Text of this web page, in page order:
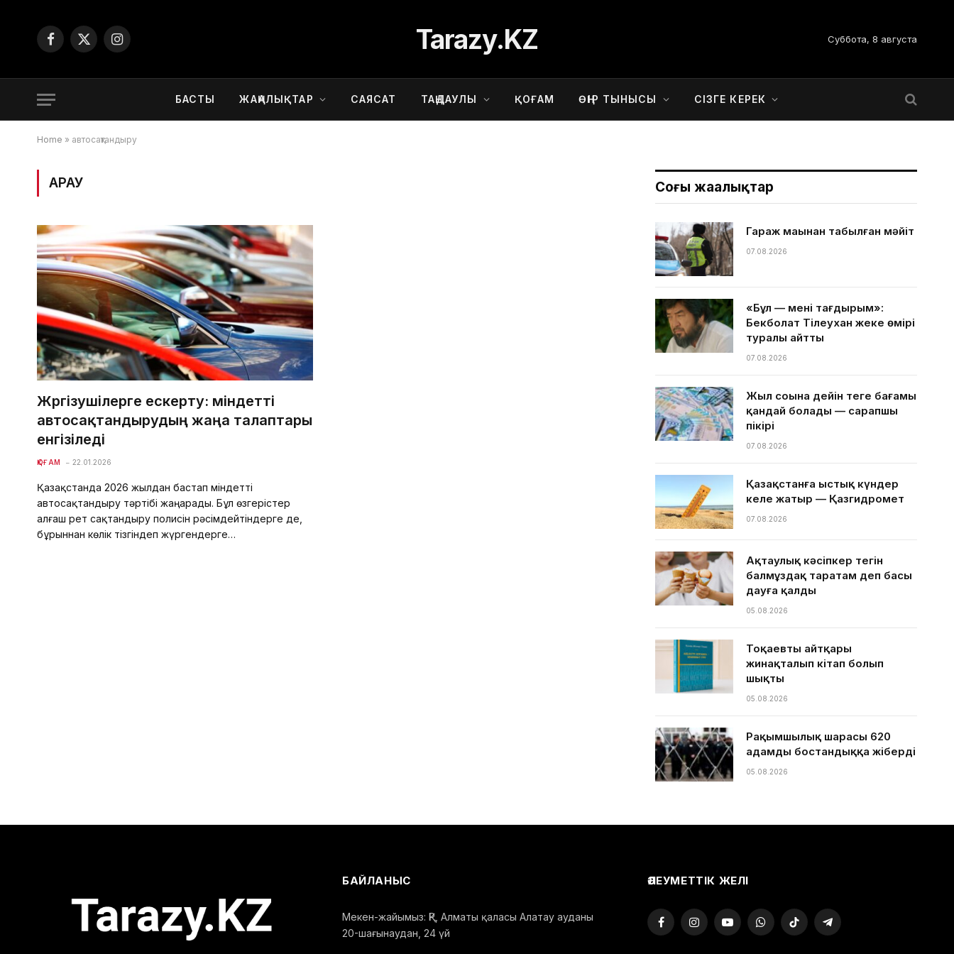
Facebook
X
Instagram Tarazy.KZ Суббота, 8 августа
БАСТЫ ЖАҢАЛЫҚТАР САЯСАТ ТАҢДАУЛЫ ҚОҒАМ ӨҢІР ТЫНЫСЫ СІЗГЕ КЕРЕК
Home » автосақтандыру
ҚАРАУ
Жүргізушілерге ескерту: міндетті
автосақтандырудың жаңа талаптары
енгізіледі
ҚОҒАМ 22.01.2026
Қазақстанда 2026 жылдан бастап міндетті
автосақтандыру тәртібі жаңарады. Бұл өзгерістер
алғаш рет сақтандыру полисін рәсімдейтіндерге де,
бұрыннан көлік тізгіндеп жүргендерге…
Соңғы жаңалықтар
Гараж маңынан табылған мәйіт
07.08.2026
«Бұл — менің тағдырым»:
Бекболат Тілеухан жеке өмірі
туралы айтты
07.08.2026
Жыл соңына дейін теңге бағамы
қандай болады — сарапшы
пікірі
07.08.2026
Қазақстанға ыстық күндер
келе жатыр — Қазгидромет
07.08.2026
Ақтаулық кәсіпкер тегін
балмұздақ таратам деп басы
дауға қалды
05.08.2026
Тоқаевтың айтқары
жинақталып кітап болып
шықты
05.08.2026
Рақымшылық шарасы 620
адамды бостандыққа жіберді
05.08.2026
БАЙЛАНЫС
Мекен-жайымыз: ҚР, Алматы қаласы Алатау ауданы
20-шағынаудан, 24 үй
ӘЛЕУМЕТТІК ЖЕЛІ
FacebookInstagramYouTubeWhatsAppTikTok Telegram